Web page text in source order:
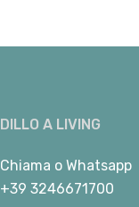
DILLO A LIVING
Chiama o Whatsapp
+39 3246671700